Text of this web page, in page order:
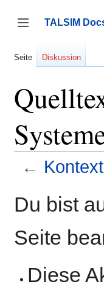
springen
Seitenleiste umschalten
TALSIM
Seite Diskussion
←
Du bist
Seite
Diese